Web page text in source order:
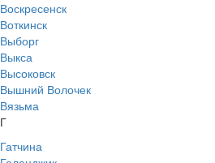
Воскресенск
Воткинск
Выборг
Выкса
Высоковск
Вышний Волочек
Вязьма
Г
Гатчина